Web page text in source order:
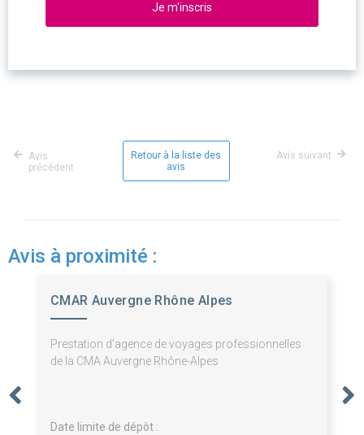
Je m'inscris
Avis
précédent
Retour à la liste des
avis
Avis suivant
Avis à proximité :
CMAR Auvergne Rhône Alpes
Prestation d'agence de voyages professionnelles
de la CMA Auvergne Rhône-Alpes
Date limite de dépôt :